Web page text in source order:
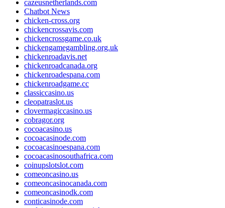
cazeusnetherlands.com
Chatbot News
chicken-cross.org
chickencrossavis.com
chickencrossgame.co.uk
chickengamegambling.org.uk
chickenroadavis.net
chickenroadcanada.org
chickenroadespana.com
chickenroadgame.cc
classiccasino.us
cleopatraslot.us
clovermagiccasino.us
cobragor.org
cocoacasino.us
cocoacasinode.com
cocoacasinoespana.com
cocoacasinosouthafrica.com
coinupslotslot.com
comeoncasino.us
comeoncasinocanada.com
comeoncasinodk.com
conticasinode.com